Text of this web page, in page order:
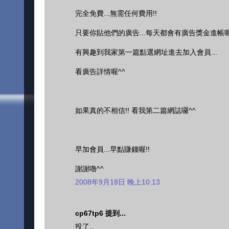
完全免費...無需任何費用!!
只要你貼他們的廣告...每天都會有廣告獎金進帳
有興趣到我家第一篇點選網址進去加入會員...
看廣告詳情喔^^
如果真的不相信!! 看我第二篇網誌囉^^
早加會員...早點賺錢喔!!
謝謝嚕^^
2008年9月18日 晚上10:13
cp67tp6 提到...
投了..